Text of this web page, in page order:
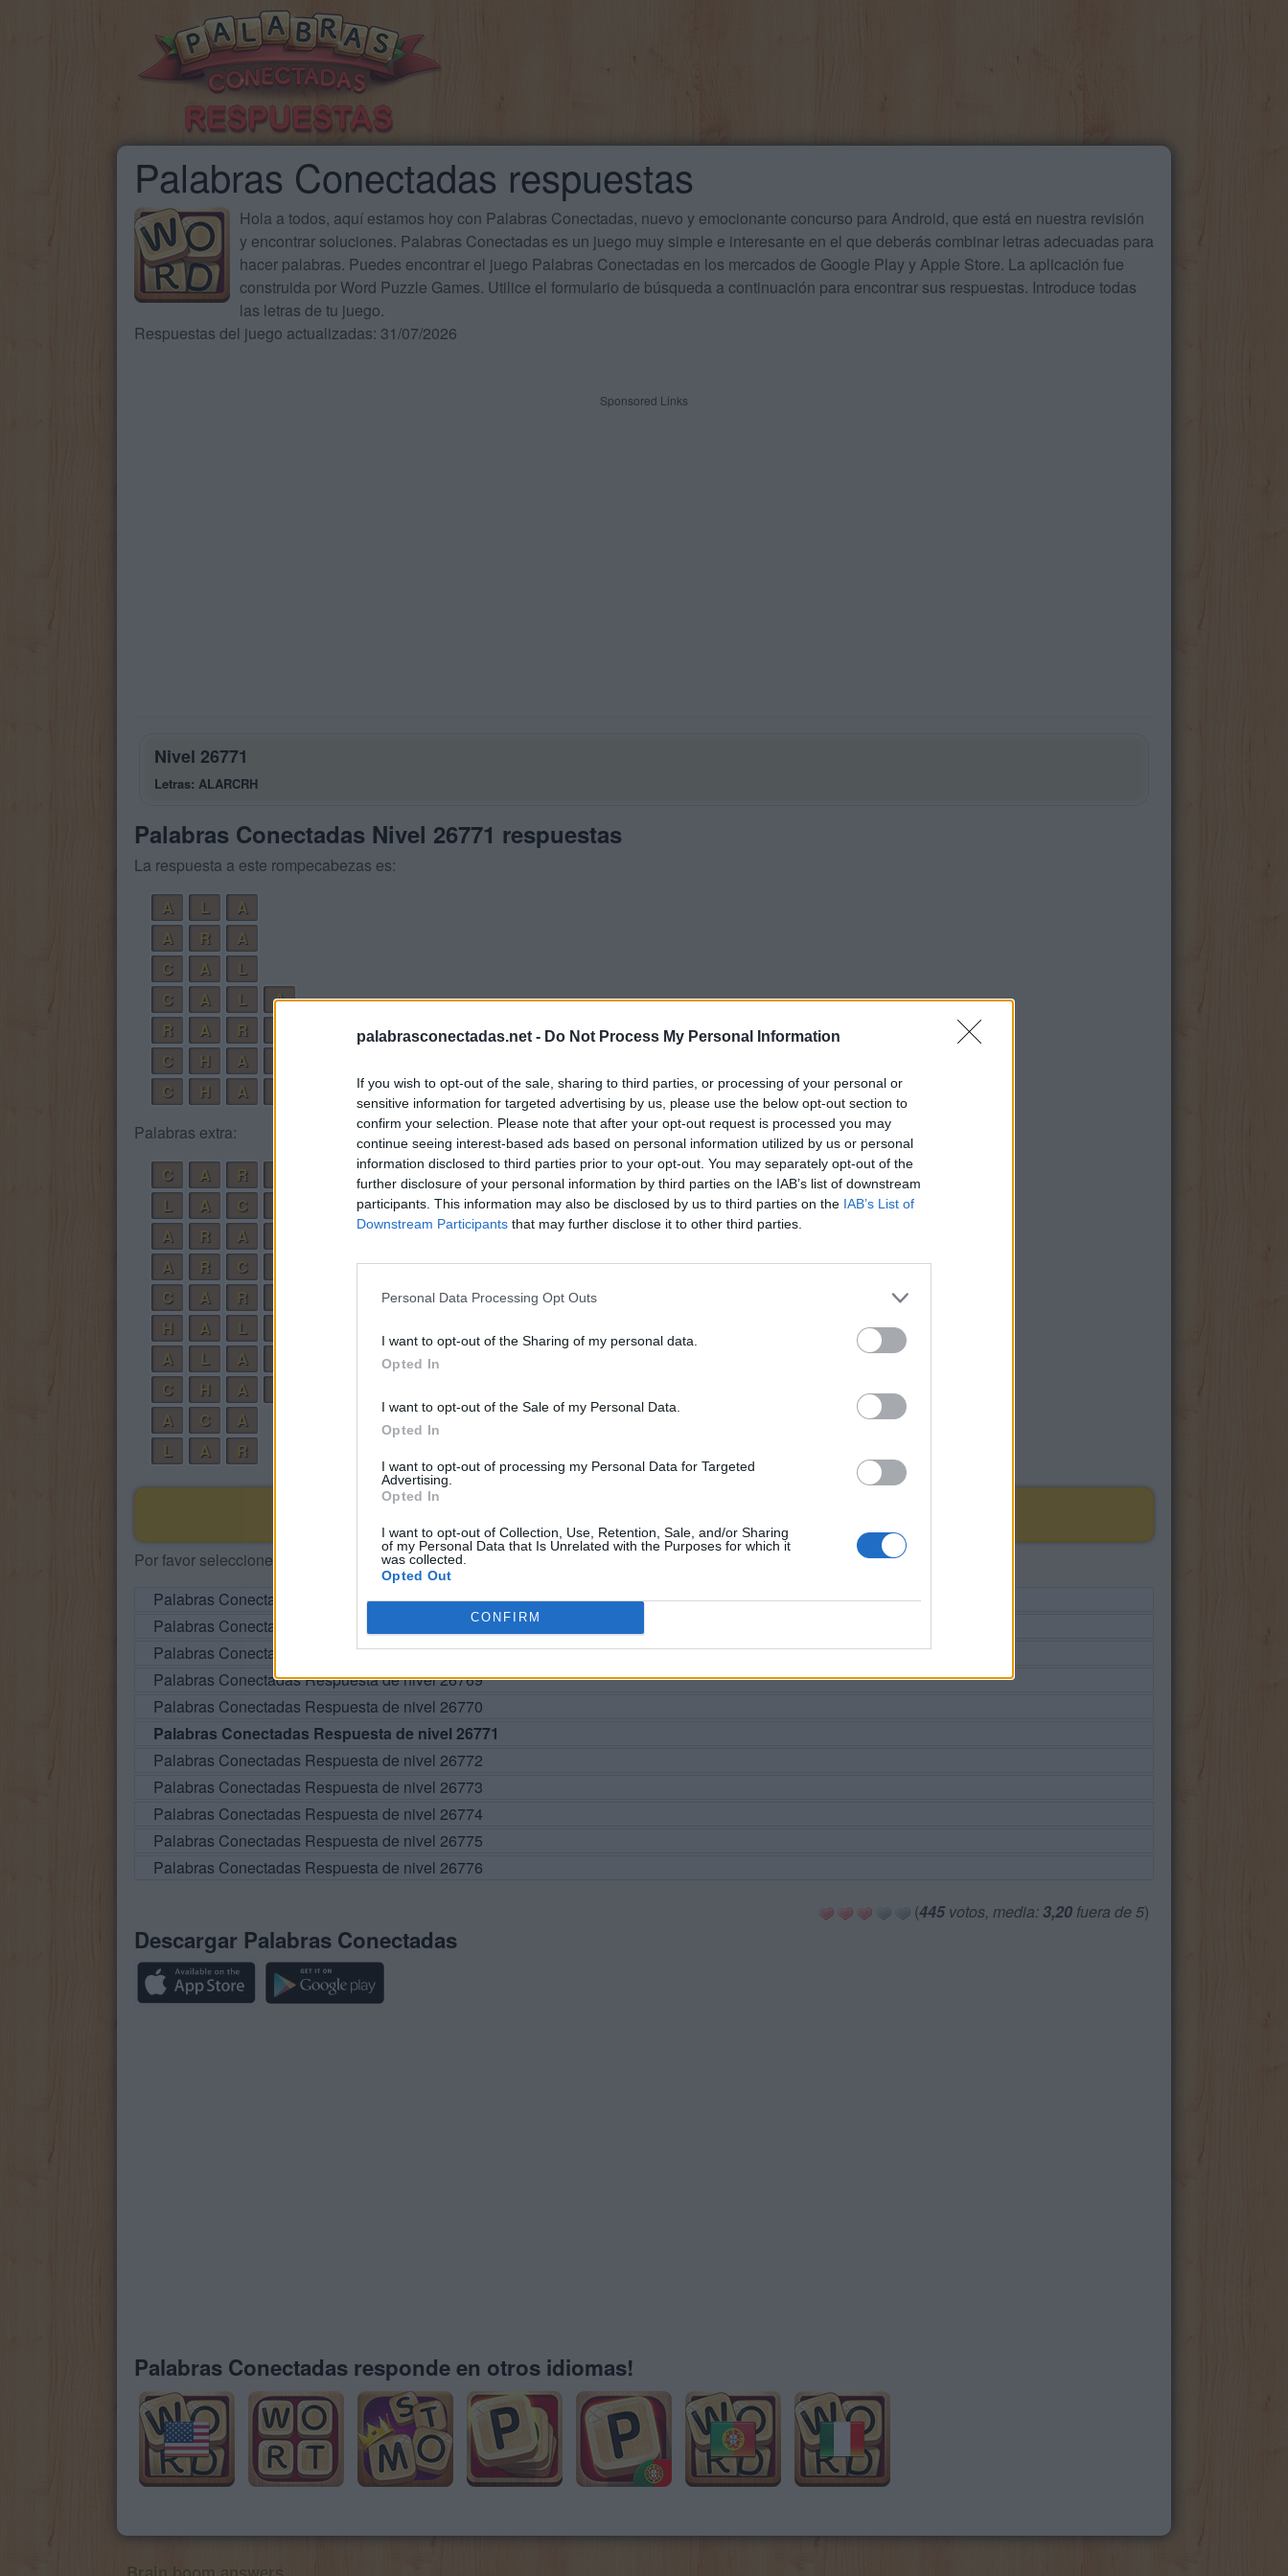
palabrasconectadas.net - Do Not Process My Personal Information
If you wish to opt-out of the sale, sharing to third parties, or processing of your personal or
sensitive information for targeted advertising by us, please use the below opt-out section to
confirm your selection. Please note that after your opt-out request is processed you may
continue seeing interest-based ads based on personal information utilized by us or personal
information disclosed to third parties prior to your opt-out. You may separately opt-out of the
further disclosure of your personal information by third parties on the IAB’s list of downstream
participants. This information may also be disclosed by us to third parties on the IAB’s List of
Downstream Participants that may further disclose it to other third parties.
Personal Data Processing Opt Outs
I want to opt-out of the Sharing of my personal data.
Opted In
I want to opt-out of the Sale of my Personal Data.
Opted In
I want to opt-out of processing my Personal Data for Targeted
Advertising.
Opted In
I want to opt-out of Collection, Use, Retention, Sale, and/or Sharing
of my Personal Data that Is Unrelated with the Purposes for which it
was collected.
Opted Out
CONFIRM
Palabras Conectadas respuestas
Hola a todos, aquí estamos hoy con Palabras Conectadas, nuevo y emocionante concurso para Android, que está en nuestra revisión
y encontrar soluciones. Palabras Conectadas es un juego muy simple e interesante en el que deberás combinar letras adecuadas para
hacer palabras. Puedes encontrar el juego Palabras Conectadas en los mercados de Google Play y Apple Store. La aplicación fue
construida por Word Puzzle Games. Utilice el formulario de búsqueda a continuación para encontrar sus respuestas. Introduce todas
las letras de tu juego.
Respuestas del juego actualizadas: 31/07/2026
Sponsored Links
Nivel 26771
Letras: ALARCRH
Palabras Conectadas Nivel 26771 respuestas
La respuesta a este rompecabezas es:
A
L
A
A
R
A
C
A
L
C
A L
A
R
A R
C
H A
C
H A A
R
Palabras extra:
C
A R
L
A C
A
R A
A
R C
C
A R
H
A L
A
L A
C
H A
A
C
A
L
A R
Por favor seleccione los niveles:
Palabras Conectadas Respuesta de nivel 26766
Palabras Conectadas Respuesta de nivel 26767
Palabras Conectadas Respuesta de nivel 26768
Palabras Conectadas Respuesta de nivel 26769
Palabras Conectadas Respuesta de nivel 26770
Palabras Conectadas Respuesta de nivel 26771
Palabras Conectadas Respuesta de nivel 26772
Palabras Conectadas Respuesta de nivel 26773
Palabras Conectadas Respuesta de nivel 26774
Palabras Conectadas Respuesta de nivel 26775
Palabras Conectadas Respuesta de nivel 26776
(445votos, media: 3,20 fuera de 5)
Descargar Palabras Conectadas
Palabras Conectadas responde en otros idiomas!